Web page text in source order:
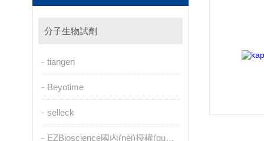
分子生物試劑
tiangen
Beyotime
selleck
EZBioscience國內(nèi)授權(quán)代理